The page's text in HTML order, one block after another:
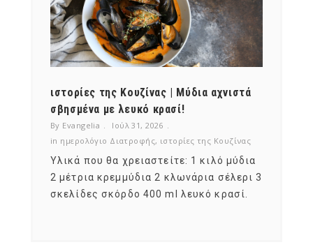
ιστορίες της Κουζίνας | Μύδια αχνιστά
σβησμένα με λευκό κρασί!
By Evangelia
Ιούλ 31, 2026
in ημερολόγιο Διατροφής, ιστορίες της Κουζίνας
Υλικά που θα χρειαστείτε: 1 κιλό μύδια
2 μέτρια κρεμμύδια 2 κλωνάρια σέλερι 3
σκελίδες σκόρδο 400 ml λευκό κρασί.